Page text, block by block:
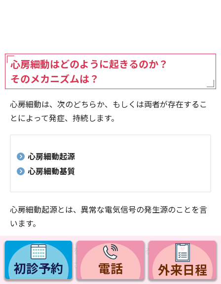
心房細動はどのように起きるのか？
そのメカニズムは？
心房細動は、次のどちらか、もしくは両者が存在するこ
とによって発症、持続します。
心房細動起源
心房細動基質
心房細動起源とは、異常な電気信号の発生源のことを言
います。
これが他の心房筋を高頻度に興奮させることにより、心
房細動が引き起こされます。
初診予約 電話 外来日程